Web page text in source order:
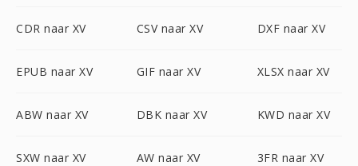
CDR naar XV CSV naar XV DXF naar XV
EPUB naar XV GIF naar XV XLSX naar XV
ABW naar XV DBK naar XV KWD naar XV
SXW naar XV AW naar XV 3FR naar XV